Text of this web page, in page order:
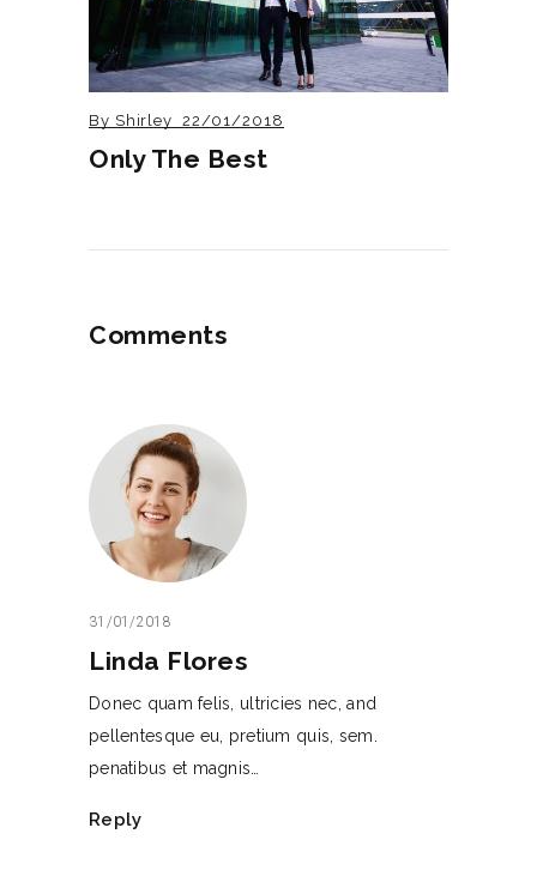
By Shirley 22/01/2018
Only The Best
Comments
31/01/2018
Linda Flores
Donec quam felis, ultricies nec, and
pellentesque eu, pretium quis, sem.
penatibus et magnis…
Reply